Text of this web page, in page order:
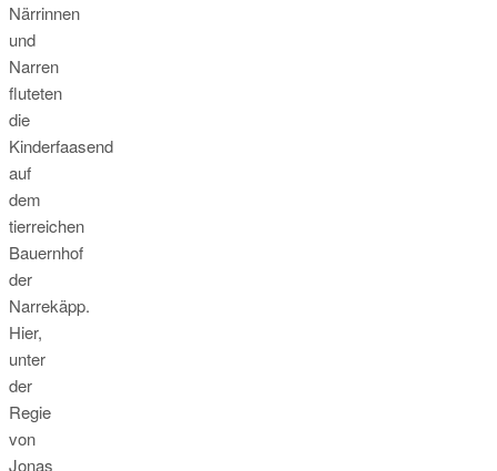
Närrinnen
und
Narren
fluteten
die
Kinderfaasend
auf
dem
tierreichen
Bauernhof
der
Hier,
unter
der
Regie
von
Jonas